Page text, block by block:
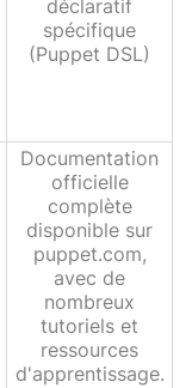
déclaratif
spécifique
(Puppet DSL)
Documentation
officielle
complète
disponible sur
puppet.com,
avec de
nombreux
tutoriels et
ressources
d'apprentissage.